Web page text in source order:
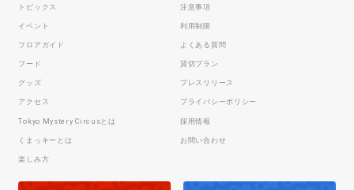
トピックス
イベント
フロアガイド
フード
グッズ
アクセス
Tokyo Mystery Circusとは
くまっキーとは
楽しみ方
注意事項
利用制限
よくある質問
貸切プラン
プレスリリース
プライバシーポリシー
採用情報
お問い合わせ